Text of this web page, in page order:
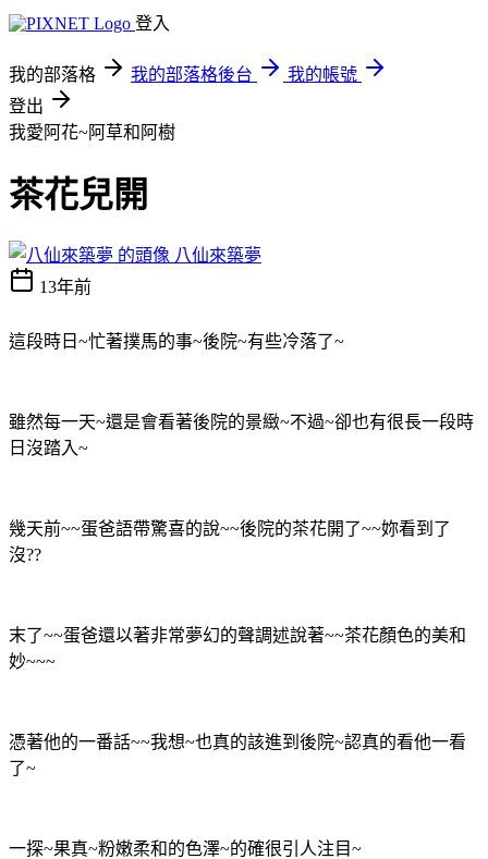
登入
我的部落格 我的部落格後台
我的帳號
登出
我愛阿花~阿草和阿樹
茶花兒開
八仙來築夢
13年前
這段時日~忙著撲馬的事~後院~有些冷落了~
雖然每一天~還是會看著後院的景緻~不過~卻也有很長一段時
日沒踏入~
幾天前~~蛋爸語帶驚喜的說~~後院的茶花開了~~妳看到了
沒??
末了~~蛋爸還以著非常夢幻的聲調述說著~~茶花顏色的美和
妙~~~
憑著他的一番話~~我想~也真的該進到後院~認真的看他一看
了~
一探~果真~粉嫩柔和的色澤~的確很引人注目~